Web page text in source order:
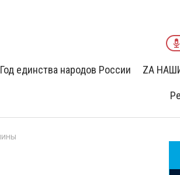
Год единства народов России ZА